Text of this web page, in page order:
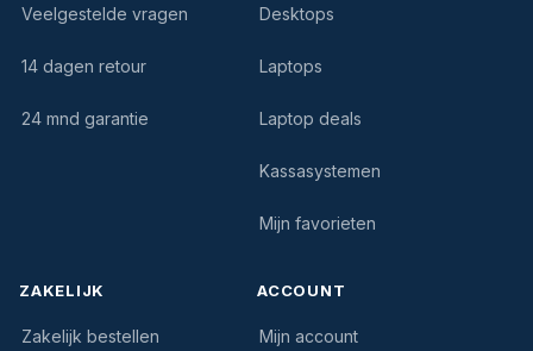
Veelgestelde vragen
14 dagen retour
24 mnd garantie
Desktops
Laptops
Laptop deals
Kassasystemen
Mijn favorieten
ZAKELIJK
Zakelijk bestellen
ACCOUNT
Mijn account